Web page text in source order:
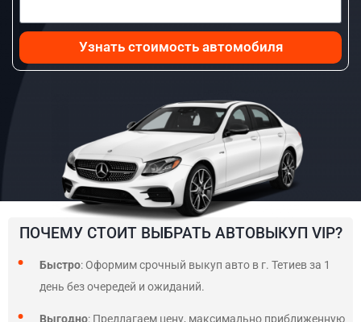
Узнать стоимость автомобиля
ПОЧЕМУ СТОИТ ВЫБРАТЬ АВТОВЫКУП VIP?
Быстро: Оформим срочный выкуп авто в г. Тетиев за 1
день без очередей и ожиданий.
Выгодно: Предлагаем цену, максимально приближенную